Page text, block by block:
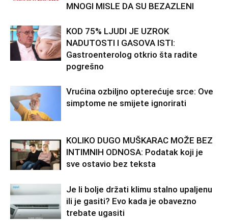
MNOGI MISLE DA SU BEZAZLENI
KOD 75% LJUDI JE UZROK
NADUTOSTI I GASOVA ISTI:
Gastroenterolog otkrio šta radite
pogrešno
Vrućina ozbiljno opterećuje srce: Ove
simptome ne smijete ignorirati
KOLIKO DUGO MUŠKARAC MOŽE BEZ
INTIMNIH ODNOSA: Podatak koji je
sve ostavio bez teksta
Je li bolje držati klimu stalno upaljenu
ili je gasiti? Evo kada je obavezno
trebate ugasiti